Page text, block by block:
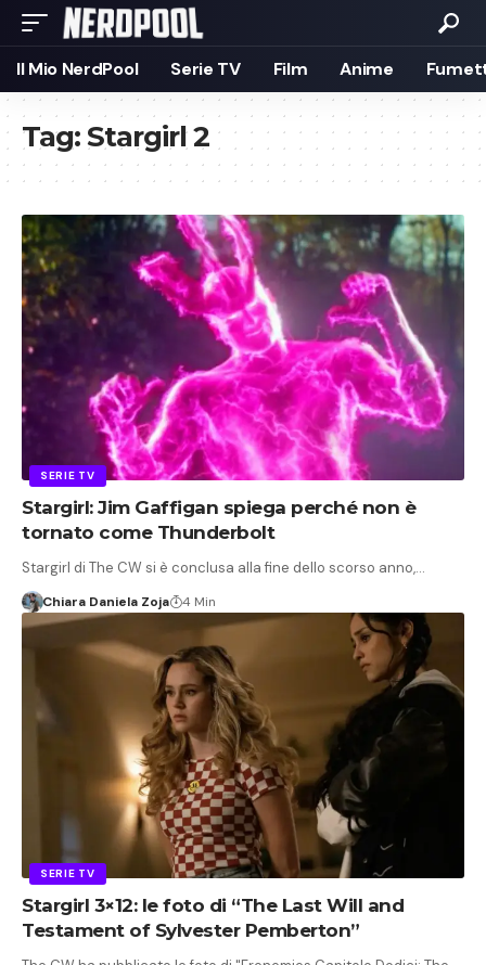
Il Mio NerdPool Serie TV Film Anime
Tag:Stargirl 2
SERIE TV
Stargirl: Jim Gaffigan spiega perché non è
tornato come Thunderbolt
Stargirl di The CW si è conclusa alla fine dello scorso anno,…
Chiara Daniela Zoja 4 Min
SERIE TV
Stargirl 3×12: le foto di “The Last Will and
Testament of Sylvester Pemberton”